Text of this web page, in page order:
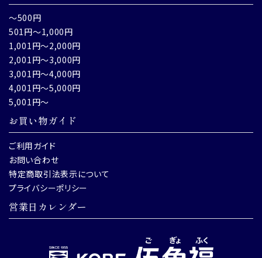
～500円
501円～1,000円
1,001円～2,000円
2,001円～3,000円
3,001円～4,000円
4,001円～5,000円
5,001円～
お買い物ガイド
ご利用ガイド
お問い合わせ
特定商取引法表示について
プライバシーポリシー
営業日カレンダー